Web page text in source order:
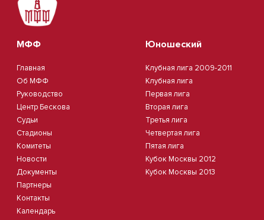
МФФ
Главная
Об МФФ
Руководство
Центр Бескова
Судьи
Стадионы
Комитеты
Новости
Документы
Партнеры
Контакты
Календарь
Юношеский
Клубная лига 2009-2011
Клубная лига
Первая лига
Вторая лига
Третья лига
Четвертая лига
Пятая лига
Кубок Москвы 2012
Кубок Москвы 2013